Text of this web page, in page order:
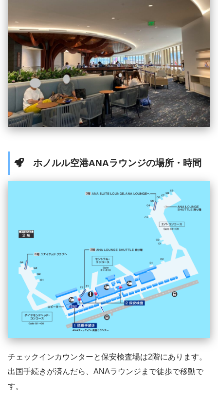
ホノルル空港ANAラウンジの場所・時間
チェックインカウンターと保安検査場は2階にあります。
出国手続きが済んだら、ANAラウンジまで徒歩で移動で
す。